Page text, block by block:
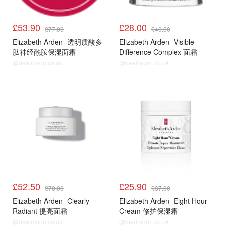
£53.90 £77.00
Elizabeth Arden 透明质酸多
肽神经酰胺保湿面霜
@dealmoon.co.uk
£28.00 £40.00
Elizabeth Arden Visible
Difference Complex 面霜
@dealmoon.co.uk
£52.50 £78.00
Elizabeth Arden Clearly
Radiant 提亮面霜
@dealmoon.co.uk
£25.90 £37.00
Elizabeth Arden Eight Hour
Cream 修护保湿霜
@dealmoon.co.uk